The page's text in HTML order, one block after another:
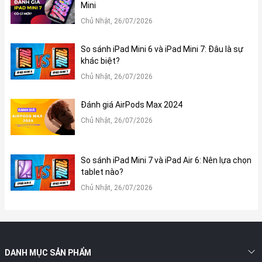
Ngoài ra, Camera trước của iPad Mini 6 cũng được tối ưu để
Call, giúp thể hiện hình ảnh rõ nét. Đặc biệt, tính năng Center
Stage của iPad Mini 6 có thể điều chỉnh khung hình sao cho phù
hợp với đối tượng sử dụng.
Âm thanh
Mini
Chủ Nhật, 26/07/2026
So sánh iPad Mini 6 và iPad Mini 7: Đâu là sự
khác biệt?
Chủ Nhật, 26/07/2026
Đánh giá AirPods Max 2024
Chủ Nhật, 26/07/2026
So sánh iPad Mini 7 và iPad Air 6: Nên lựa chọn
tablet nào?
Chủ Nhật, 26/07/2026
DANH MỤC SẢN PHẨM